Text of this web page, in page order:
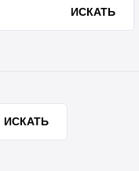
Отзывы
ИСКАТЬ
ИСКАТЬ